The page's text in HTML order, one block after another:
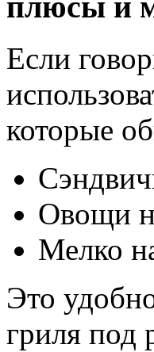
Если
которые
Овощи
Мелко
Это
гриля под